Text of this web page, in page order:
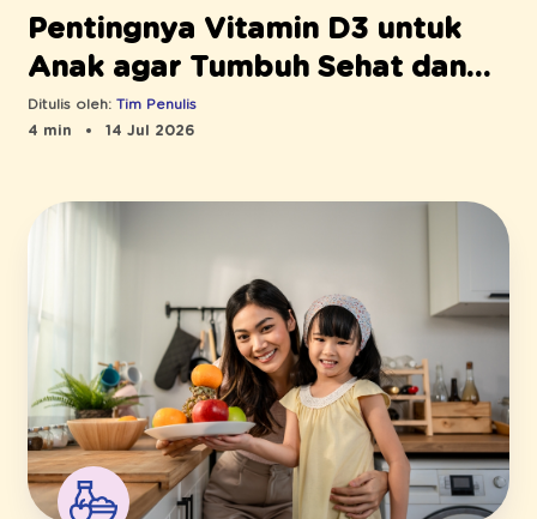
Pentingnya Vitamin D3 untuk
Anak agar Tumbuh Sehat dan
Aktif
Ditulis oleh: Tim Penulis
4 min
14 Jul 2026